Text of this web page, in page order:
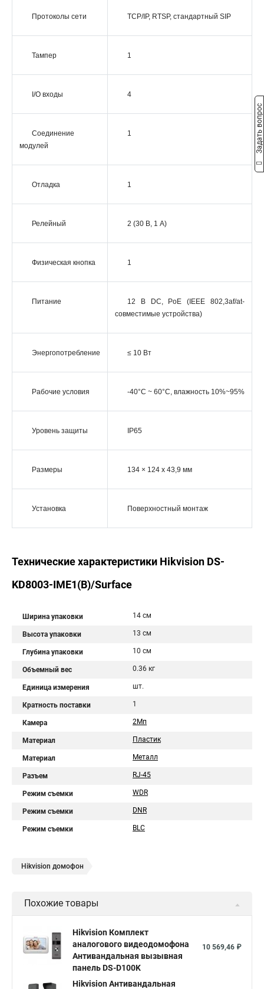
Протоколы сети TCP/IP, RTSP, cтандартный SIP
Тампер 1
I/O входы 4
Соединение
модулей
1
Отладка 1
Релейный 2 (30 В, 1 А)
Физическая кнопка 1
Питание
12 В DC, PoE (IEEE 802,3af/at-
совместимые устройства)
Энергопотребление ≤ 10 Вт
Рабочие условия -40°C ~ 60°C, влажность 10%~95%
Уровень защиты IP65
Размеры 134 × 124 x 43,9 мм
Установка Поверхностный монтаж
Технические характеристики Hikvision DS-
KD8003-IME1(B)/Surface
Ширина упаковки 14 см
Высота упаковки 13 см
Глубина упаковки 10 см
Объемный вес 0.36 кг
Единица измерения шт.
Кратность поставки 1
Камера 2Мп
Материал Пластик
Материал Металл
Разъем RJ-45
Режим съемки WDR
Режим съемки DNR
Режим съемки BLC
Hikvision домофон
Похожие товары
Hikvision Комплект
аналогового видеодомофона
Антивандальная вызывная
панель DS-D100K
10 569,46 ₽
Hikvision Антивандальная
Задать вопрос